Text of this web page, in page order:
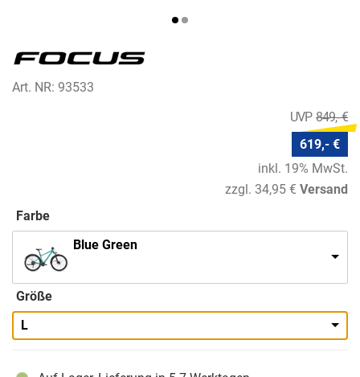
Art. NR: 93533
849,- €
619,- €
inkl. 19% MwSt.
zzgl. 34,95 € Versand
Farbe
Blue Green
Größe
L